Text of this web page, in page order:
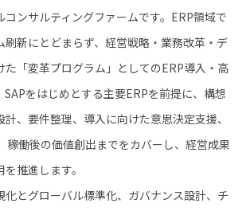
ンサルティングファームです。ERP領域で
刷新にとどまらず、経営戦略・業務改革・デ
た「変革プログラム」としてのERP導入・高
をはじめとする主要ERPを前提に、構想
、要件整理、導入に向けた意思決定支援、
稼働後の価値創出までをカバーし、経営成果
推進します。
化とグローバル標準化、ガバナンス設計、チ